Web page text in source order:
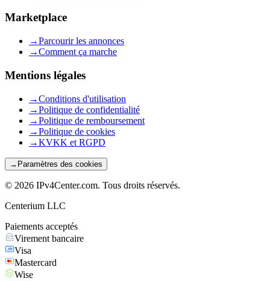
Marketplace
→Parcourir les annonces
→Comment ça marche
Mentions légales
→Conditions d'utilisation
→Politique de confidentialité
→Politique de remboursement
→Politique de cookies
→KVKK et RGPD
→ Paramètres des cookies
© 2026 IPv4Center.com. Tous droits réservés.
Centerium LLC
Paiements acceptés
Virement bancaire
Visa
Mastercard
Wise